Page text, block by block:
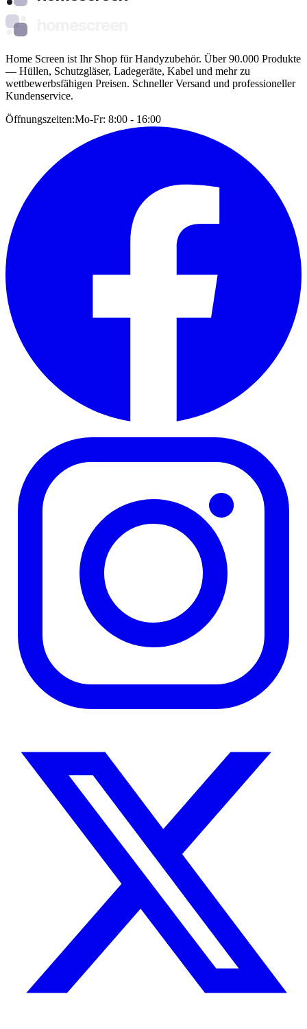
Home Screen ist Ihr Shop für Handyzubehör. Über 90.000 Produkte
— Hüllen, Schutzgläser, Ladegeräte, Kabel und mehr zu
wettbewerbsfähigen Preisen. Schneller Versand und professioneller
Kundenservice.
Öffnungszeiten:Mo-Fr: 8:00 - 16:00